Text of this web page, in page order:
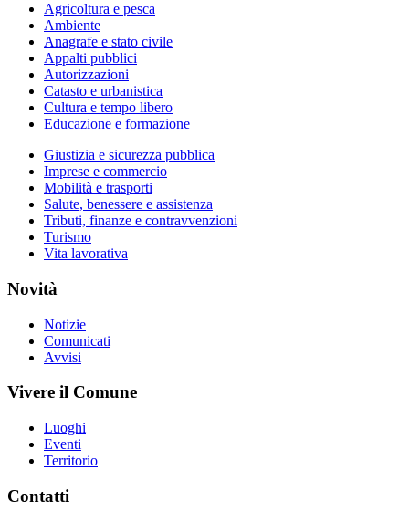
Agricoltura e pesca
Ambiente
Anagrafe e stato civile
Appalti pubblici
Autorizzazioni
Catasto e urbanistica
Cultura e tempo libero
Educazione e formazione
Giustizia e sicurezza pubblica
Imprese e commercio
Mobilità e trasporti
Salute, benessere e assistenza
Tributi, finanze e contravvenzioni
Turismo
Vita lavorativa
Novità
Notizie
Comunicati
Avvisi
Vivere il Comune
Luoghi
Eventi
Territorio
Contatti